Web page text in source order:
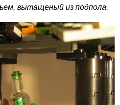
вытащеный из подпола.